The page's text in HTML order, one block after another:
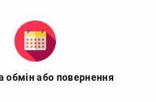
обмін або повернення